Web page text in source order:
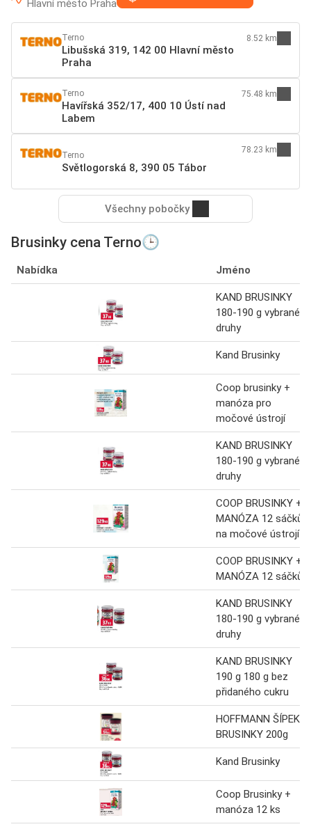
Hlavní město Praha
Terno
Libušská 319, 142 00 Hlavní město
Praha
8.52 km
Terno
Havířská 352/17, 400 10 Ústí nad
Labem
75.48 km
Terno
Světlogorská 8, 390 05 Tábor
78.23 km
Všechny pobočky
Brusinky cena Terno🕒
Nabídka Jméno
KAND BRUSINKY
180-190 g vybrané
druhy
Kand Brusinky
Coop brusinky +
manóza pro
močové ústrojí
KAND BRUSINKY
180-190 g vybrané
druhy
COOP BRUSINKY +
MANÓZA 12 sáčků
na močové ústrojí
COOP BRUSINKY +
MANÓZA 12 sáčků
KAND BRUSINKY
180-190 g vybrané
druhy
KAND BRUSINKY
190 g 180 g bez
přidaného cukru
HOFFMANN ŠÍPEK,
BRUSINKY 200g
Kand Brusinky
Coop Brusinky +
manóza 12 ks